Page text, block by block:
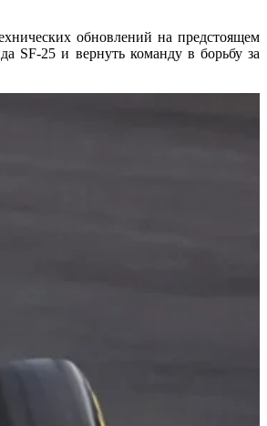
обновлений на предстоящем
SF-25 и вернуть команду в борьбу за